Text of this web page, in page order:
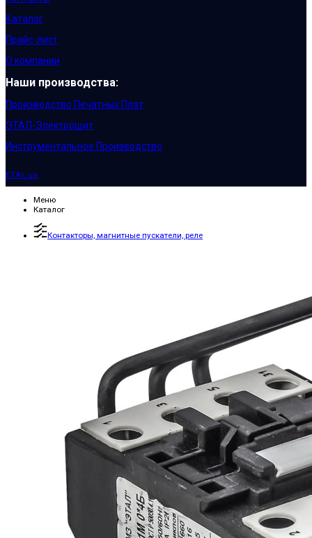
Каталог
Прайс-лист
О компании
Наши производства:
Производство Печатных Плат
ЭТАЛ-Электрощит
Инструментальное Производство
ETAL.ua
Меню
Каталог
Контакторы, магнитные пускатели, реле